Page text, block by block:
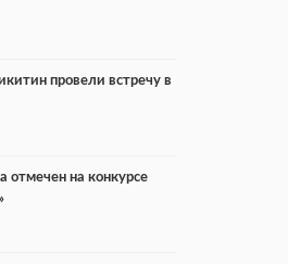
провели встречу в
отмечен на конкурсе